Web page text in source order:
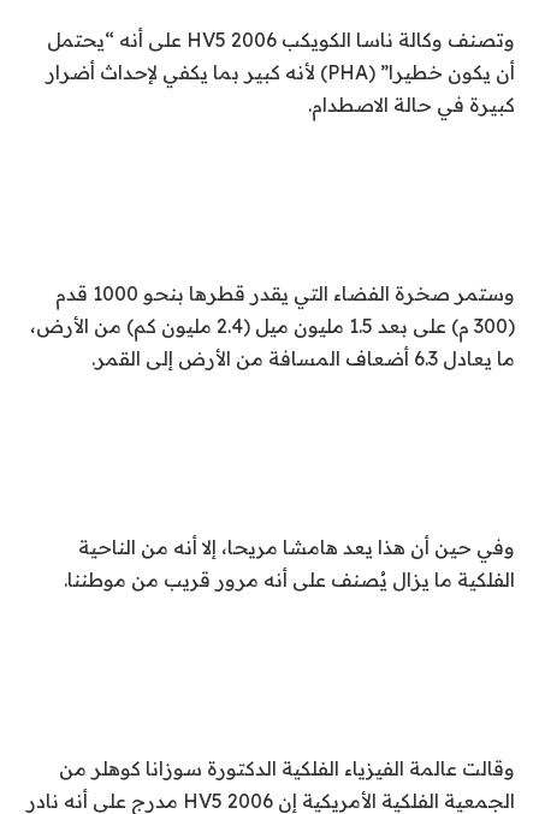
وتصنف وكالة ناسا الكويكب 2006 HV5 على أنه “يحتمل
أن يكون خطيرا” (PHA) لأنه كبير بما يكفي لإحداث أضرار
كبيرة في حالة الاصطدام.
وستمر صخرة الفضاء التي يقدر قطرها بنحو 1000 قدم
(300 م) على بعد 1.5 مليون ميل (2.4 مليون كم) من الأرض،
ما يعادل 6.3 أضعاف المسافة من الأرض إلى القمر.
وفي حين أن هذا يعد هامشا مريحا، إلا أنه من الناحية
الفلكية ما يزال يُصنف على أنه مرور قريب من موطننا.
وقالت عالمة الفيزياء الفلكية الدكتورة سوزانا كوهلر من
الجمعية الفلكية الأمريكية إن 2006 HV5 مدرج على أنه نادر